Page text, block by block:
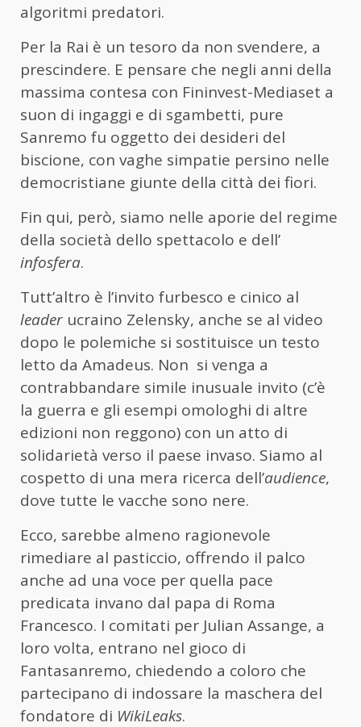
algoritmi predatori.
Per la Rai è un tesoro da non svendere, a
prescindere. E pensare che negli anni della
massima contesa con Fininvest-Mediaset a
suon di ingaggi e di sgambetti, pure
Sanremo fu oggetto dei desideri del
biscione, con vaghe simpatie persino nelle
democristiane giunte della città dei fiori.
Fin qui, però, siamo nelle aporie del regime
della società dello spettacolo e dell’
infosfera.
Tutt’altro è l’invito furbesco e cinico al
leader ucraino Zelensky, anche se al video
dopo le polemiche si sostituisce un testo
letto da Amadeus. Non si venga a
contrabbandare simile inusuale invito (c’è
la guerra e gli esempi omologhi di altre
edizioni non reggono) con un atto di
solidarietà verso il paese invaso. Siamo al
cospetto di una mera ricerca dell’audience,
dove tutte le vacche sono nere.
Ecco, sarebbe almeno ragionevole
rimediare al pasticcio, offrendo il palco
anche ad una voce per quella pace
predicata invano dal papa di Roma
Francesco. I comitati per Julian Assange, a
loro volta, entrano nel gioco di
Fantasanremo, chiedendo a coloro che
partecipano di indossare la maschera del
fondatore di WikiLeaks.